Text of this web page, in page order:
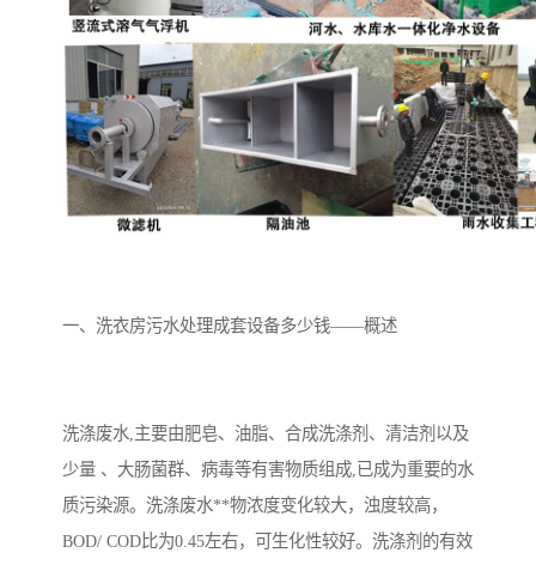
一、洗衣房污水处理成套设备多少钱——概述
洗涤废水,主要由肥皂、油脂、合成洗涤剂、清洁剂以及
少量 、大肠菌群、病毒等有害物质组成,已成为重要的水
质污染源。洗涤废水**物浓度变化较大，浊度较高，
BOD/ COD比为0.45左右，可生化性较好。洗涤剂的有效